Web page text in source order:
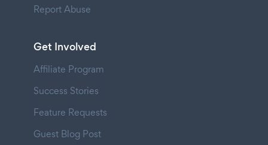
Report Abuse
Get Involved
Affiliate Program
Success Stories
Feature Requests
Guest Blog Post